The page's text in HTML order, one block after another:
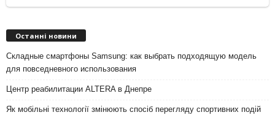
Останні новини
Складные смартфоны Samsung: как выбрать подходящую модель
для повседневного использования
Центр реабилитации ALTERA в Днепре
Як мобільні технології змінюють спосіб перегляду спортивних подій